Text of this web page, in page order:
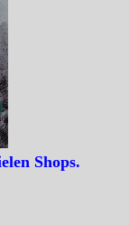
Shops.